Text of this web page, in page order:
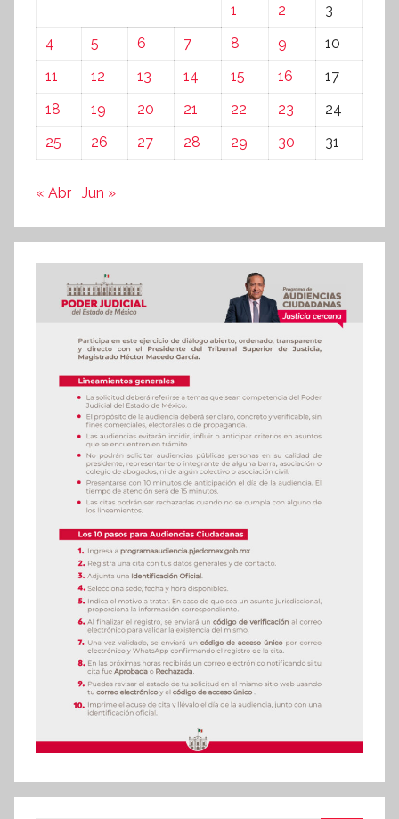
1
2
3
4
5 6 7 8 9
10
11
12 13 14 15 16
17
18
19 20 21 22 23
24
25
26 27 28 29 30 31
« Abr Jun »